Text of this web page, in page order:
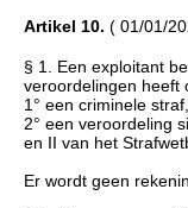
Artikel 10. ( 01/01/
§ 1. Een exploitant
veroordelingen heeft
1° een criminele
2° een veroordeling
en II van het
Er wordt geen